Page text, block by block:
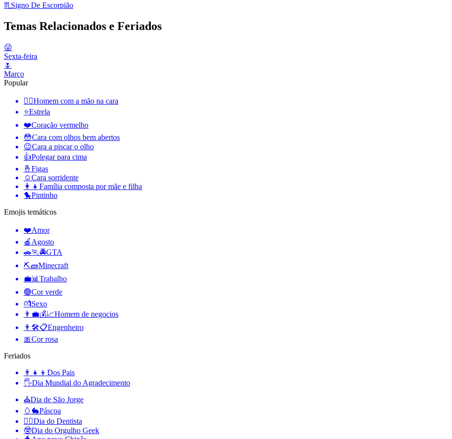
♏ Signo De Escorpião
Temas Relacionados e Feriados
😜
Sexta-feira
🌷
Março
Popular
🤦‍♂️Homem com a mão na cara
⭐Estrela
❤️Coração vermelho
😳Cara com olhos bem abertos
😉Cara a piscar o olho
👍Polegar para cima
🤞 Figas
☺️Cara sorridente
👩‍👧 Família composta por mãe e filha
🐤Pintinho
Emojis temáticos
❤️Amor
🍎 Agosto
🚗🏃🚔GTA
⛏🧱Minecraft
💼📊 Trabalho
🟢Cor verde
💏Sexo
👨‍💼💰📈Homem de negocios
👨🛠📋Engenheiro
🎀Cor rosa
Feriados
👨‍👧‍👦 Dos Pais
🖐Dia Mundial do Agradecimento
⛪️Dia de São Jorge
🥚🐇Páscoa
👨‍⚕️Dia do Dentista
🤓Dia do Orgulho Geek